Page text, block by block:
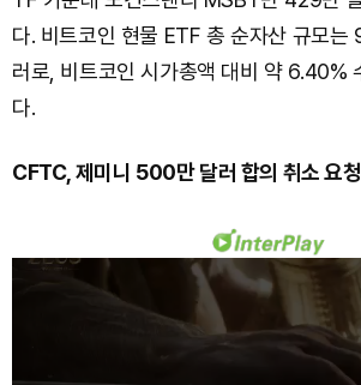
다. 비트코인 현물 ETF 총 순자산 규모
러로, 비트코인 시가총액 대비 약 6.40%
다.
CFTC, 제미니 500만 달러 합의 취소 요청